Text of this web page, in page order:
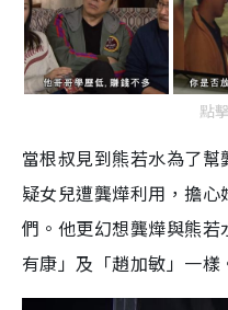
點
當根叔見到熊若水為了
疑女兒遭龔燁利用，擔
們。他更幻想龔燁與熊
有康」及「趙加敏」一樣